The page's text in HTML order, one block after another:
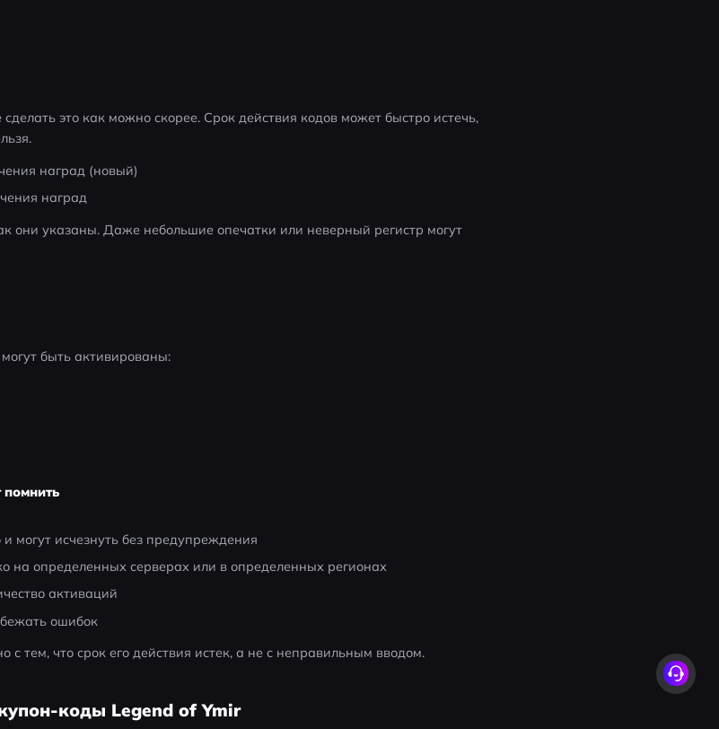
это как можно скорее. Срок действия кодов может быстро истечь,
наград (новый)
наград
они указаны. Даже небольшие опечатки или неверный регистр могут
быть активированы:
помнить
могут исчезнуть без предупреждения
на определенных серверах или в определенных регионах
активаций
ошибок
с тем, что срок его действия истек, а не с неправильным вводом.
коды Legend of Ymir